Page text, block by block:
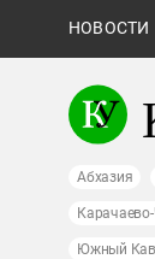
НОВОСТИ
Абхазия
Южный